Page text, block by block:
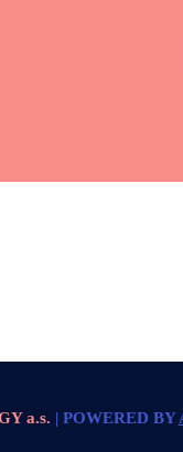
a.s. | POWERED BY